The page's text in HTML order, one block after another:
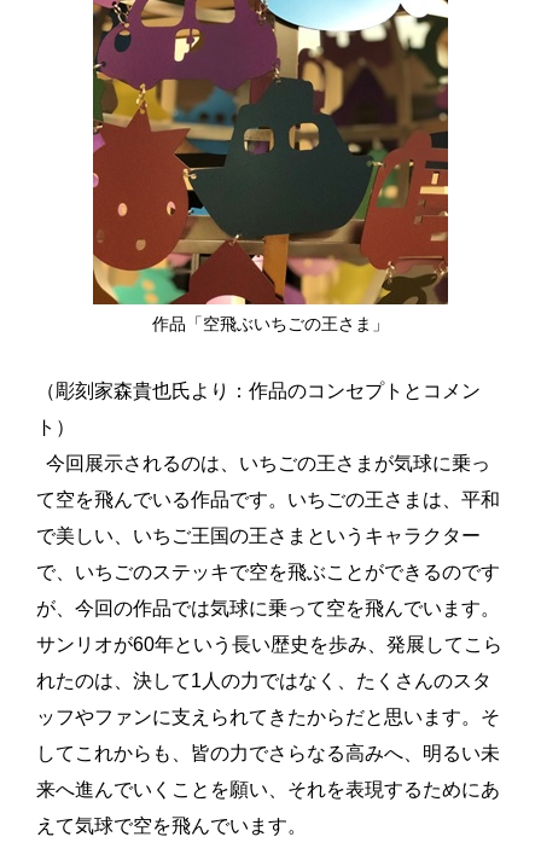
作品「空飛ぶいちごの王さま」
（彫刻家森貴也氏より：作品のコンセプトとコメン
ト）
今回展示されるのは、いちごの王さまが気球に乗っ
て空を飛んでいる作品です。いちごの王さまは、平和
で美しい、いちご王国の王さまというキャラクター
で、いちごのステッキで空を飛ぶことができるのです
が、今回の作品では気球に乗って空を飛んでいます。
サンリオが60年という長い歴史を歩み、発展してこら
れたのは、決して1人の力ではなく、たくさんのスタ
ッフやファンに支えられてきたからだと思います。そ
してこれからも、皆の力でさらなる高みへ、明るい未
来へ進んでいくことを願い、それを表現するためにあ
えて気球で空を飛んでいます。